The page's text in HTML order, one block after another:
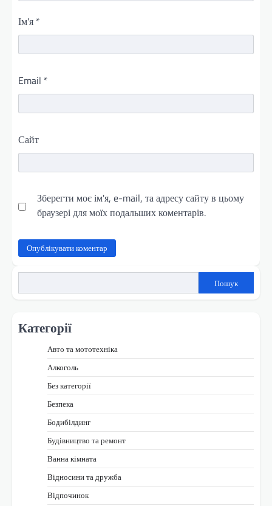
Ім'я *
Email *
Сайт
Зберегти моє ім'я, e-mail, та адресу сайту в цьому
браузері для моїх подальших коментарів.
Пошук
Категорії
Авто та мототехніка
Алкоголь
Без категорії
Безпека
Бодибілдинг
Будівництво та ремонт
Ванна кімната
Відносини та дружба
Відпочинок